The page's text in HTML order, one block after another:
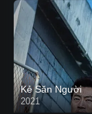
Kẻ Săn Người
2021